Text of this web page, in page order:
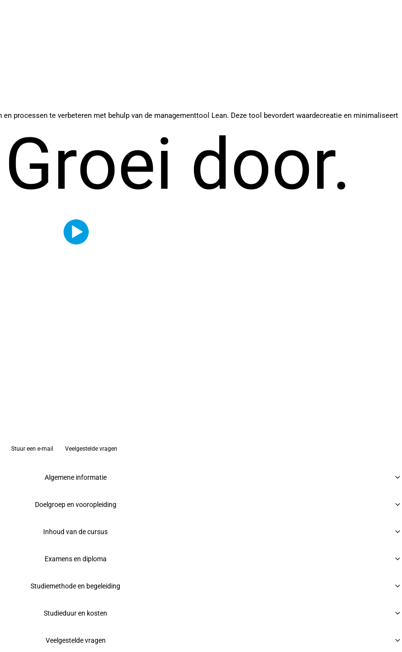
Groei door.
processen te verbeteren met behulp van de managementtool Lean. Deze tool bevordert waardecreatie en minimaliseert
Stuur een e-mail Veelgestelde vragen
Algemene informatie
Doelgroep en vooropleiding
Inhoud van de cursus
Examens en diploma
Studiemethode en begeleiding
Studieduur en kosten
Veelgestelde vragen